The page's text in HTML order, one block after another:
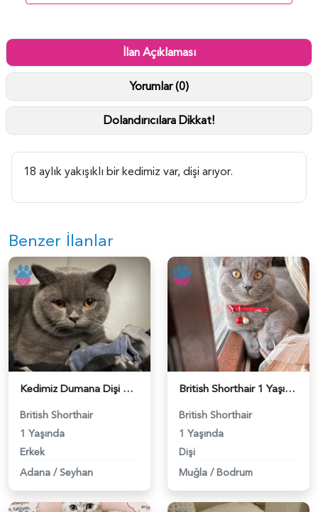
İlan Açıklaması
Yorumlar (0)
Dolandırıcılara Dikkat!
18 aylık yakışıklı bir kedimiz var, dişi arıyor.
Benzer İlanlar
Kedimiz Dumana Dişi Eş arıyoruz - 118984658
British Shorthair
1 Yaşında
Erkek
Adana / Seyhan
British Shorthair 1 Yaşında Eş Arıyor - 118984662
British Shorthair
1 Yaşında
Dişi
Muğla / Bodrum